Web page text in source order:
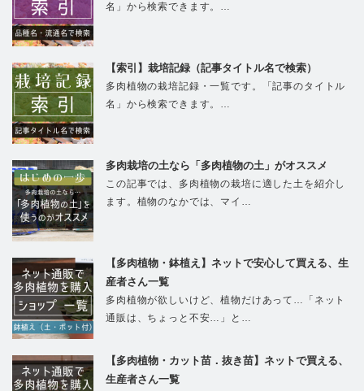
名」から検索できます。…
【索引】栽培記録（記事タイトル名で検索）
多肉植物の栽培記録・一覧です。「記事のタイトル
名」から検索できます。…
多肉栽培の土なら「多肉植物の土」がオススメ
この記事では、多肉植物の栽培に適した土を紹介し
ます。植物のなかでは、マイ…
【多肉植物・鉢植え】ネットで安心して買える、生
産者さん一覧
多肉植物が欲しいけど、植物だけあって…「ネット
通販は、ちょっと不安…」と…
【多肉植物・カット苗．抜き苗】ネットで買える、
生産者さん一覧